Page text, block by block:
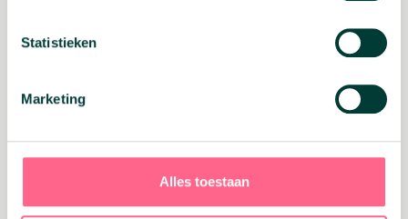
Statistieken
Marketing
Alles toestaan
Wil jij meer te weten komen over de
Lees hier alles